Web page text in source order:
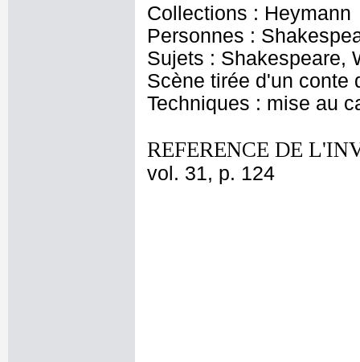
Collections : Heymann
Personnes :
Sujets : Shakespeare,
Scène tirée d'un conte
Techniques : mise au
REFERENCE DE
vol. 31, p. 124